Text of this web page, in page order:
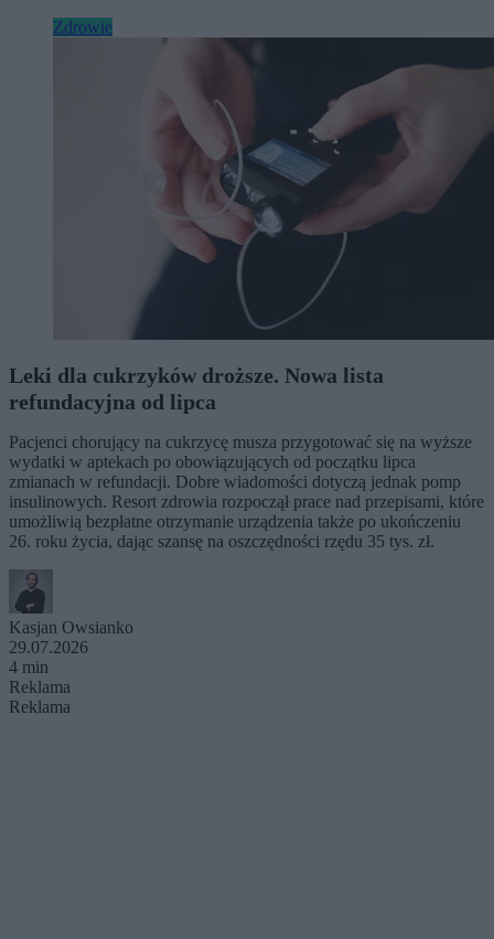
Zdrowie
Leki dla cukrzyków droższe. Nowa lista
refundacyjna od lipca
Pacjenci chorujący na cukrzycę musza przygotować się na wyższe
wydatki w aptekach po obowiązujących od początku lipca
zmianach w refundacji. Dobre wiadomości dotyczą jednak pomp
insulinowych. Resort zdrowia rozpoczął prace nad przepisami, które
umożliwią bezpłatne otrzymanie urządzenia także po ukończeniu
26. roku życia, dając szansę na oszczędności rzędu 35 tys. zł.
Kasjan Owsianko
29.07.2026
4 min
Reklama
Reklama